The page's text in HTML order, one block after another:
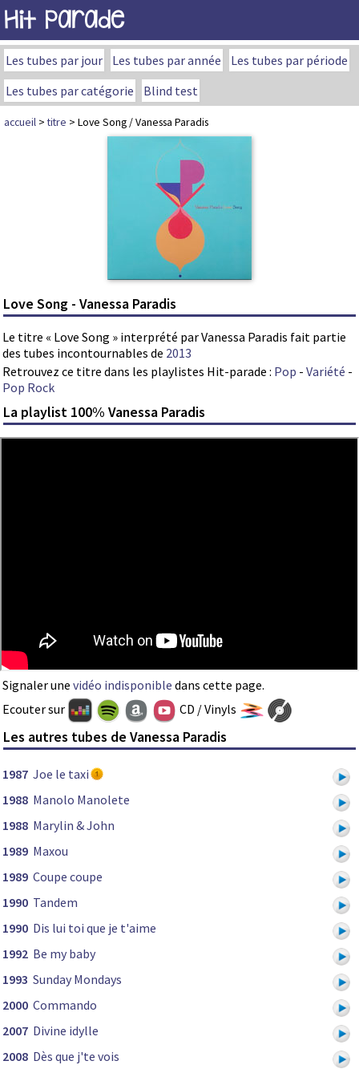
Hit Parade
Les tubes par jour Les tubes par année
Les tubes par période
Les tubes par catégorie
Blind test
accueil >titre > Love Song / Vanessa Paradis
Love Song - Vanessa Paradis
Le titre « Love Song » interprété par Vanessa Paradis fait partie
des tubes incontournables de 2013
Retrouvez ce titre dans les playlistes Hit-parade : Pop - Variété -
Pop Rock
La playlist 100% Vanessa Paradis
Signaler une vidéo indisponible dans cette page.
Ecouter sur
CD / Vinyls
Les autres tubes de Vanessa Paradis
1987 Joe le taxi
1988 Manolo Manolete
1988 Marylin & John
1989 Maxou
1989 Coupe coupe
1990 Tandem
1990 Dis lui toi que je t'aime
1992 Be my baby
1993 Sunday Mondays
2000 Commando
2007 Divine idylle
2008 Dès que j'te vois